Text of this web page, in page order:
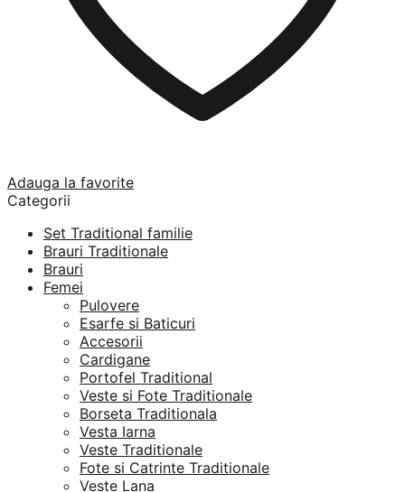
Adauga la favorite
Categorii
Set Traditional familie
Brauri Traditionale
Brauri
Femei
Pulovere
Esarfe si Baticuri
Accesorii
Cardigane
Portofel Traditional
Veste si Fote Traditionale
Borseta Traditionala
Vesta Iarna
Veste Traditionale
Fote si Catrinte Traditionale
Veste Lana